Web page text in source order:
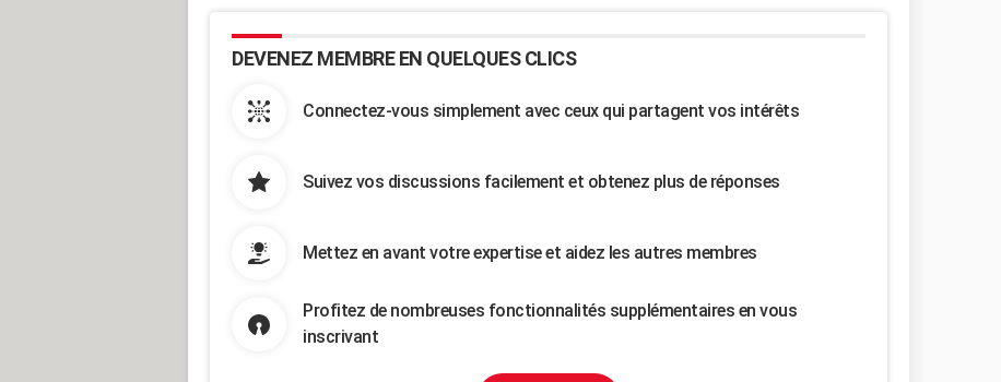
DEVENEZ MEMBRE EN QUELQUES CLICS
Connectez-vous simplement avec ceux qui partagent vos intérêts
Suivez vos discussions facilement et obtenez plus de réponses
Mettez en avant votre expertise et aidez les autres membres
Profitez de nombreuses fonctionnalités supplémentaires en vous
inscrivant